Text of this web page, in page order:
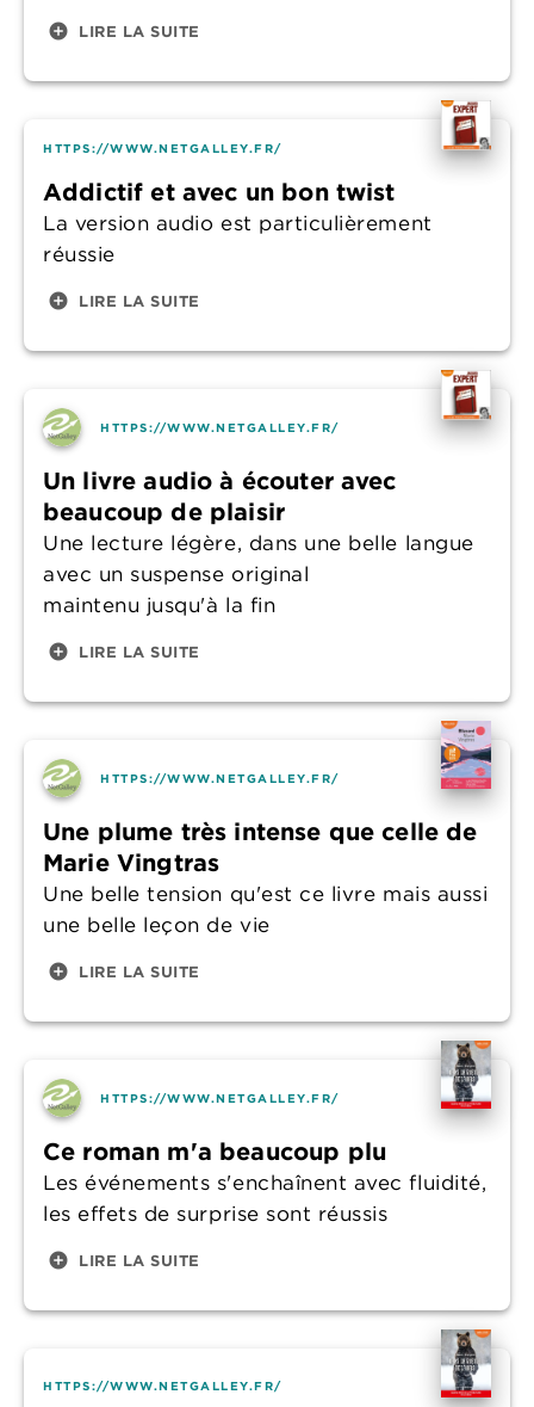
add_circle LIRE LA SUITE
HTTPS://WWW.NETGALLEY.FR/
Addictif et avec un bon twist
La version audio est particulièrement
réussie
add_circle LIRE LA SUITE
HTTPS://WWW.NETGALLEY.FR/
Un livre audio à écouter avec
beaucoup de plaisir
Une lecture légère, dans une belle langue
avec un suspense original
maintenu jusqu'à la fin
add_circle LIRE LA SUITE
HTTPS://WWW.NETGALLEY.FR/
Une plume très intense que celle de
Marie Vingtras
Une belle tension qu'est ce livre mais aussi
une belle leçon de vie
add_circle LIRE LA SUITE
HTTPS://WWW.NETGALLEY.FR/
Ce roman m'a beaucoup plu
Les événements s'enchaînent avec fluidité,
les effets de surprise sont réussis
add_circle LIRE LA SUITE
HTTPS://WWW.NETGALLEY.FR/